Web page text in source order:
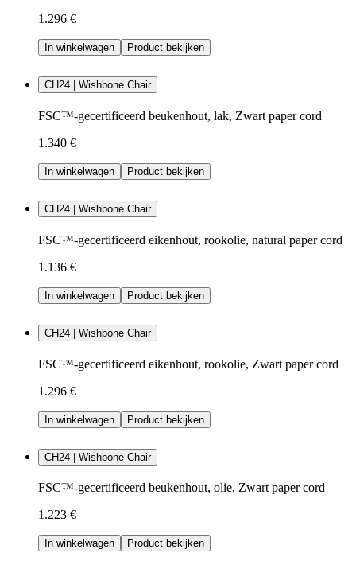
1.296 €
In winkelwagen Product bekijken
CH24 | Wishbone Chair
FSC™-gecertificeerd beukenhout, lak, Zwart paper cord
1.340 €
In winkelwagen Product bekijken
CH24 | Wishbone Chair
FSC™-gecertificeerd eikenhout, rookolie, natural paper cord
1.136 €
In winkelwagen Product bekijken
CH24 | Wishbone Chair
FSC™-gecertificeerd eikenhout, rookolie, Zwart paper cord
1.296 €
In winkelwagen Product bekijken
CH24 | Wishbone Chair
FSC™-gecertificeerd beukenhout, olie, Zwart paper cord
1.223 €
In winkelwagen Product bekijken